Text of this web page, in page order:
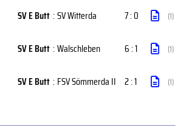
SV E Butt :SV Witterda 7 : 0 (1)
SV E Butt :Walschleben 6 : 1 (1)
SV E Butt : FSV Sömmerda II 2 : 1 (1)